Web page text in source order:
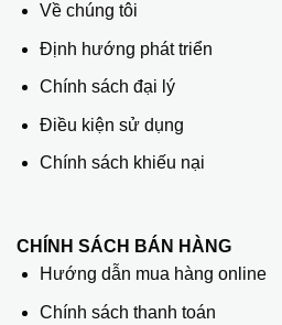
Về chúng tôi
Định hướng phát triển
Chính sách đại lý
Điều kiện sử dụng
Chính sách khiếu nại
CHÍNH SÁCH BÁN HÀNG
Hướng dẫn mua hàng online
Chính sách thanh toán